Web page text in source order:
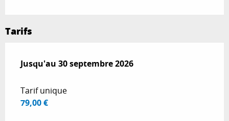
Tarifs
Du1 mai 2026au30 septembre 2026
Jusqu'au 30 septembre 2026
Tarif unique
79,00 €